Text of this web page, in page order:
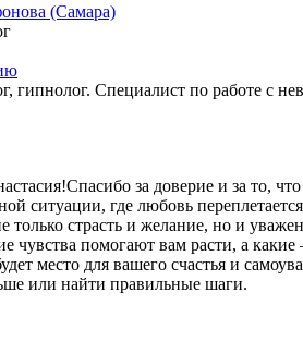
(Самара)
гипнолог. Специалист по работе с
за доверие и за то,
ситуации, где любовь
страсть и желание, но и
чувства помогают вам расти, а
место для вашего счастья и
или найти правильные шаги.